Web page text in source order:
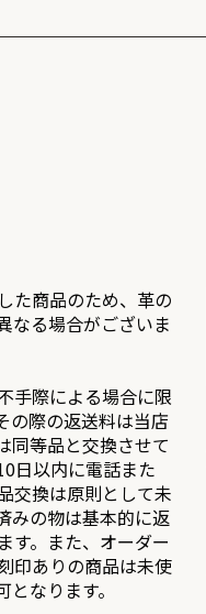
た商品のため、革の
なる場合がございま
手際による場合に限
の際の返送料は当店
同等品と交換させて
日以内に電話また
交換は原則として未
みの物は基本的に返
す。また、オーダー
印ありの商品は未使
なります。